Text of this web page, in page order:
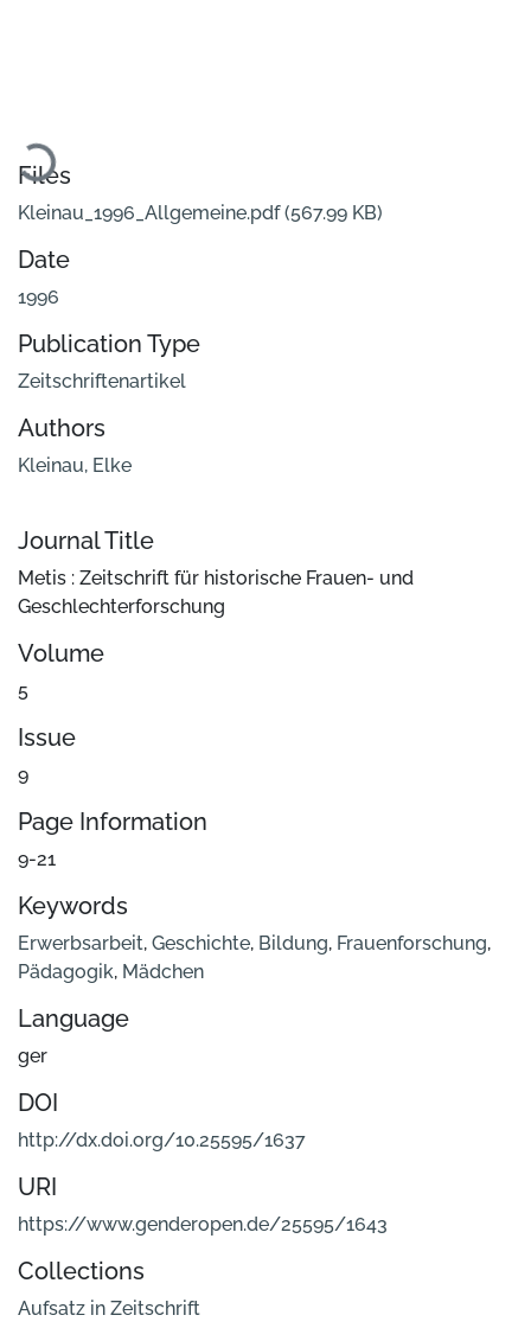
Loading...
Files
Kleinau_1996_Allgemeine.pdf(567.99 KB)
Date
1996
Publication Type
Zeitschriftenartikel
Authors
Kleinau, Elke
Journal Title
Metis : Zeitschrift für historische Frauen- und
Geschlechterforschung
Volume
5
Issue
9
Page Information
9-21
Keywords
Erwerbsarbeit, Geschichte, Bildung, Frauenforschung,
Pädagogik, Mädchen
Language
ger
DOI
http://dx.doi.org/10.25595/1637
URI
https://www.genderopen.de/25595/1643
Collections
Aufsatz in Zeitschrift